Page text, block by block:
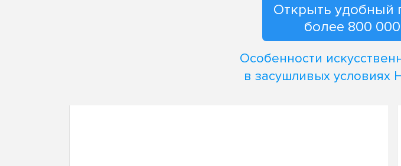
Открыть удобный
более 800
Особенности
в засушливых